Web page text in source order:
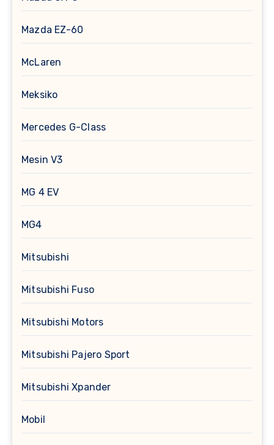
Mazda EZ-60
McLaren
Meksiko
Mercedes G-Class
Mesin V3
MG 4 EV
MG4
Mitsubishi
Mitsubishi Fuso
Mitsubishi Motors
Mitsubishi Pajero Sport
Mitsubishi Xpander
Mobil